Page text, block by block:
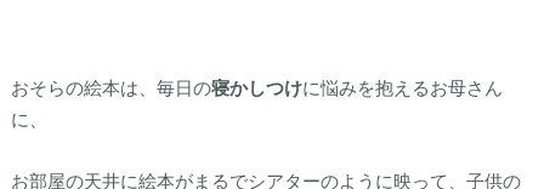
おそらの絵本は、毎日の寝かしつけに悩みを抱えるお母さん
に、
お部屋の天井に絵本がまるでシアターのように映って、子供の